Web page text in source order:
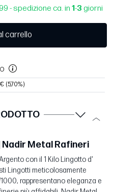
- spedizione ca. in 1-3 giorni
carrello
(5,70%)
Nadir Metal Rafineri
con il 1 Kilo Lingotto d'
Lingotti meticolosamente
rappresentano eleganza e